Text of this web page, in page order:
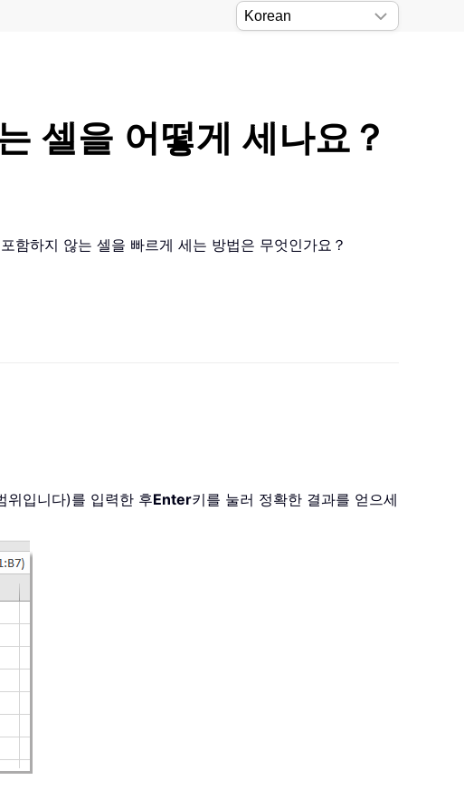
셀을 어떻게 세나요？
함하지 않는 셀을 빠르게 세는 방법은 무엇인가요？
위입니다)를 입력한 후Enter키를 눌러 정확한 결과를 얻으세